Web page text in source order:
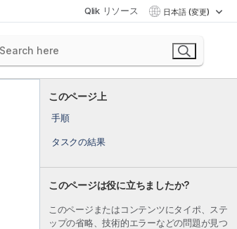
Qlik リソース 日本語 (変更)
このページ上
手順
タスクの結果
このページは役に立ちましたか?
このページまたはコンテンツにタイポ、ステ
ップの省略、技術的エラーなどの問題が見つ